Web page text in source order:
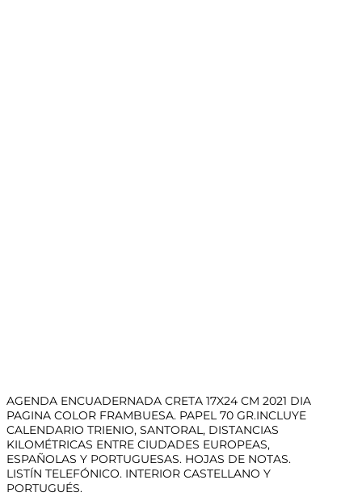
AGENDA ENCUADERNADA CRETA 17X24 CM 2021 DIA
PAGINA COLOR FRAMBUESA. PAPEL 70 GR.INCLUYE
CALENDARIO TRIENIO, SANTORAL, DISTANCIAS
KILOMÉTRICAS ENTRE CIUDADES EUROPEAS,
ESPAÑOLAS Y PORTUGUESAS. HOJAS DE NOTAS.
LISTÍN TELEFÓNICO. INTERIOR CASTELLANO Y
PORTUGUÉS.